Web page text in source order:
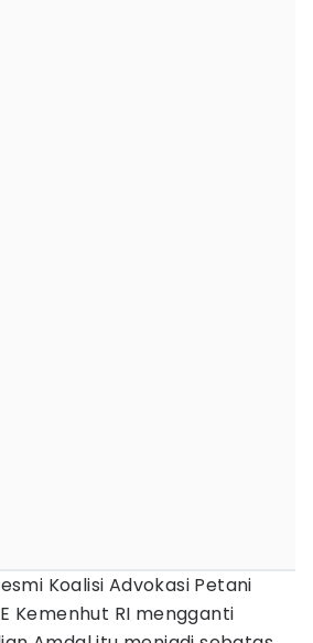
Koalisi Advokasi Petani
Kemenhut RI mengganti